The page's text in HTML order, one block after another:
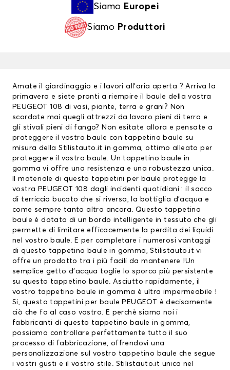
Siamo Europei
Siamo Produttori
Amate il giardinaggio e i lavori all’aria aperta ? Arriva la
primavera e siete pronti a riempire il baule della vostra
PEUGEOT 108 di vasi, piante, terra e grani? Non
scordate mai quegli attrezzi da lavoro pieni di terra e
gli stivali pieni di fango? Non esitate allora e pensate a
proteggere il vostro baule con tappetino baule su
misura della Stilistauto.it in gomma, ottimo alleato per
proteggere il vostro baule. Un tappetino baule in
gomma vi offre una resistenza e una robustezza unica.
Il materiale di questo tappetini per bauleprotegge la
vostra PEUGEOT 108 dagli incidenti quotidiani : il sacco
di terriccio bucato che si riversa, la bottiglia d’acqua e
come sempre tanto altro ancora. Questo tappetino
baule è dotato di un bordo intelligente in tessuto che gli
permette di limitare efficacemente la perdita dei liquidi
nel vostro baule. E per completare i numerosi vantaggi
di questo tappetino baule in gomma, Stilistauto.it vi
offre un prodotto tra i più facili da mantenere !Un
semplice getto d’acqua toglie lo sporco più persistente
su questo tappetino baule. Asciutto rapidamente, il
vostro tappetino baule in gomma è ultra impermeabile !
Si, questo tappetini per baule PEUGEOT
è decisamente
ciò che fa al caso vostro. E perchè siamo noi i
fabbricanti di questo tappetino baule in gomma,
possiamo controllare perfettamente tutto il suo
processo di fabbricazione, offrendovi una
personalizzazione sul vostro tappetino baule che segue
i vostri gusti e il vostro stile. Stilistauto.it unica nel